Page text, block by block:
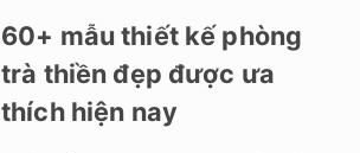
60+ mẫu thiết kế phòng
trà thiền đẹp được ưa
thích hiện nay